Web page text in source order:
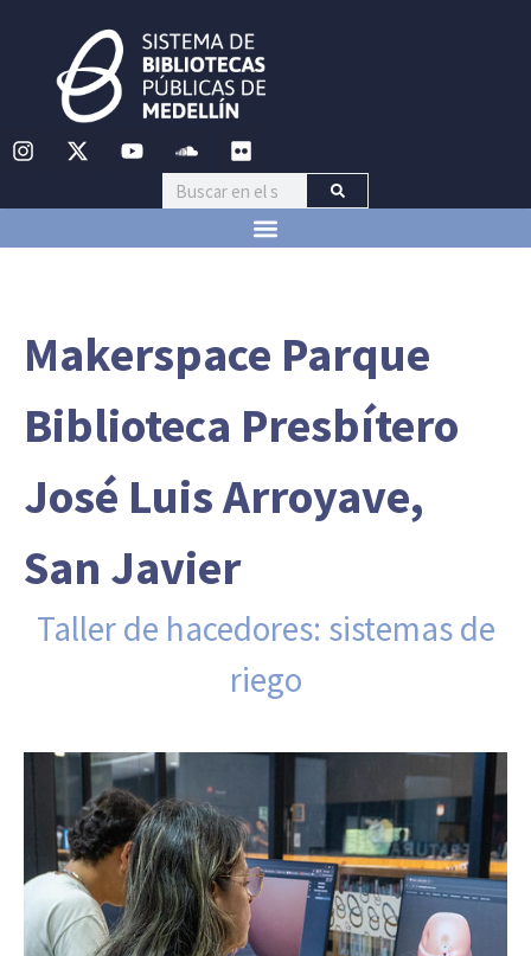
Makerspace Parque
Biblioteca Presbítero
José Luis Arroyave,
San Javier
Taller de hacedores: sistemas de
riego